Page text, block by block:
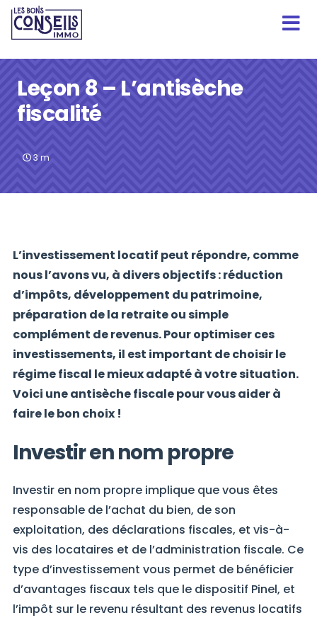
Leçon 8 – L’antisèche
fiscalité
3 m
L’investissement locatif peut répondre, comme
nous l’avons vu, à divers objectifs : réduction
d’impôts, développement du patrimoine,
préparation de la retraite ou simple
complément de revenus. Pour optimiser ces
investissements, il est important de choisir le
régime fiscal le mieux adapté à votre situation.
Voici une antisèche fiscale pour vous aider à
faire le bon choix !
Investir en nom propre
Investir en nom propre implique que vous êtes
responsable de l’achat du bien, de son
exploitation, des déclarations fiscales, et vis-à-
vis des locataires et de l’administration fiscale. Ce
type d’investissement vous permet de bénéficier
d’avantages fiscaux tels que le dispositif Pinel, et
l’impôt sur le revenu résultant des revenus locatifs